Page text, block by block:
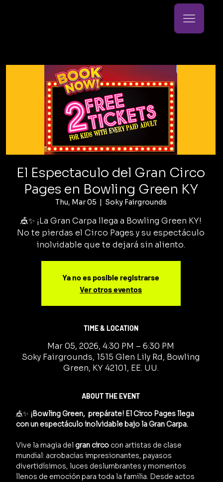
El Espectaculo del Gran Circo
Pages en Bowling Green KY
Thu, Mar 05
  |
Soky Fairgrounds
🎪✨ ¡La Gran Carpa llega a Bowling Green KY!
No te pierdas el Circo Pages y su espectáculo
inolvidable que te dejará sin aliento.
Ya no es posible registrarse
Ver otros eventos
TIME & LOCATION
Mar 05, 2026, 4:30 PM – 6:30 PM
Soky Fairgrounds, 1515 Glen Lily Rd, Bowling
Green, KY 42101, EE. UU.
ABOUT THE EVENT
🎪✨ ¡Bowling Green,  prepárate! El Circo Pages llega
con un espectáculo inolvidable bajo la Gran Carpa.
Vive la magia del gran circo con artistas de clase
mundial: acrobacias impresionantes, payasos
divertidísimos, luces deslumbrantes y momentos
llenos de emoción para toda la familia. Desde actos